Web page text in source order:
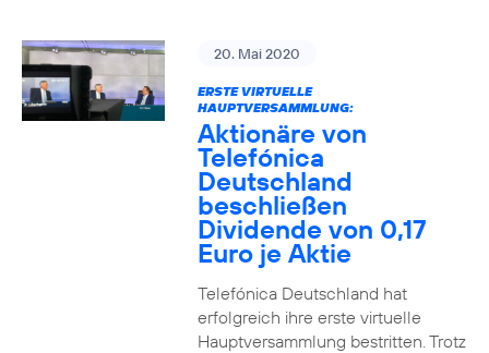
20. Mai 2020
ERSTE VIRTUELLE
HAUPTVERSAMMLUNG:
Aktionäre von
Telefónica
Deutschland
beschließen
Dividende von 0,17
Euro je Aktie
Telefónica Deutschland hat
erfolgreich ihre erste virtuelle
Hauptversammlung bestritten. Trotz